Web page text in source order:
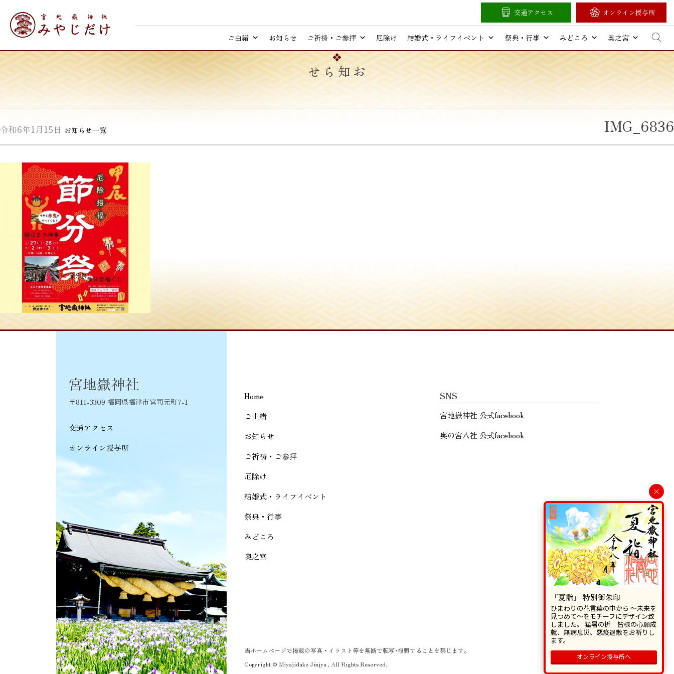
content
ご由緒 お知らせ ご祈祷・ご参拝 厄除け 結婚式・ライフイベント 祭典・行事 みどころ 奥之宮
交通アクセス オンライン授与所
お知らせ
令和6年1月15日 お知らせ一覧 IMG_6836
投
稿
ナ
ビ
シ
ョ
ン
≪節分祭
Home
ご由緒
お知らせ
ご祈祷・ご参拝
厄除け
結婚式・ライフイベント
祭典・行事
みどころ
奥之宮
SNS
宮地嶽神社 公式facebook
奥の宮八社 公式facebook
宮地嶽神社
〒811-3309 福岡県福津市宮司元町7-1
交通アクセス
オンライン授与所
当ホームページで掲載の写真・イラスト等を無断で転写･複製することを禁じます。
Copyright © Miyajidake Jinjya , All Rights Reserved.
×
『夏詣』 特別御朱印
ひまわりの花言葉の中から 〜未来を
見つめて〜をモチーフにデザイン致
しました。 猛暑の折 皆様の心願成
就、無病息災、悪疫退散をお祈りし
ます。
オンライン授与所へ